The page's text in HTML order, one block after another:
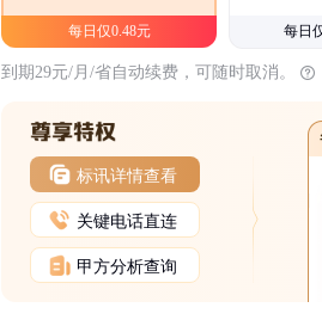
每日仅0.48元 每日
到期29元/月/省自动续费，可随时取消。
标讯详情查看
关键电话直连
甲方分析查询